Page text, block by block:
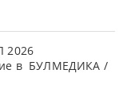
2026
в БУЛМЕДИКА /